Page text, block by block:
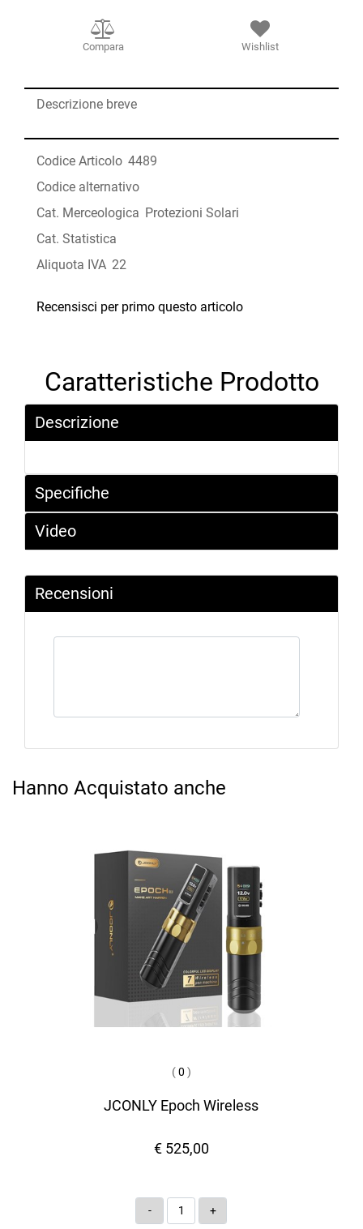
Compara Wishlist
Descrizione breve
Codice Articolo 4489
Codice alternativo
Cat. Merceologica Protezioni Solari
Cat. Statistica
Aliquota IVA 22
Recensisci per primo questo articolo
Caratteristiche Prodotto
Descrizione
Specifiche
Video
Recensioni
Hanno Acquistato anche
(0 )
JCONLY Epoch Wireless
€ 525,00
Quantità